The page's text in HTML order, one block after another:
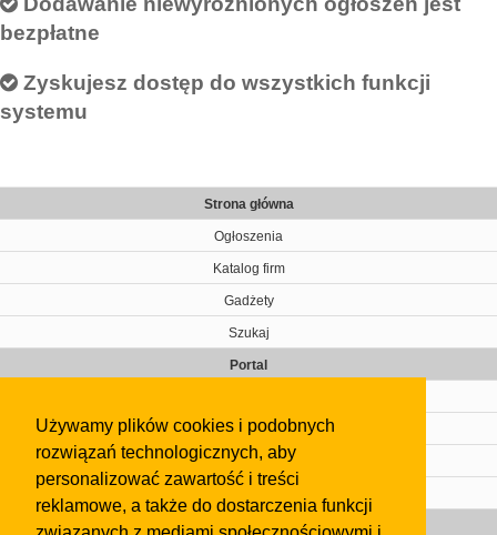
Używamy plików cookies i podobnych
rozwiązań technologicznych, aby
personalizować zawartość i treści
reklamowe, a także do dostarczenia funkcji
bezpłatne
Zyskujesz dostęp do wszystkich funkcji
systemu
Strona główna
Ogłoszenia
Katalog firm
Gadżety
Szukaj
Portal
Kontakt
Regulamin
Gazeta